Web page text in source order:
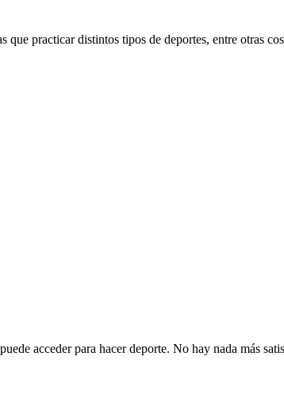
que practicar distintos tipos de deportes, entre otras
acceder para hacer deporte. No hay nada más